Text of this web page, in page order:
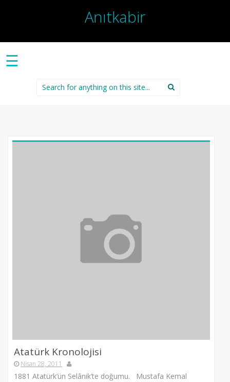
Anıtkabir
☰
Search
for:
Atatürk Kronolojisi
Nisan 28, 2011
1881 Atatürk’ün Selânik’te doğumu. Mustafa Kemal